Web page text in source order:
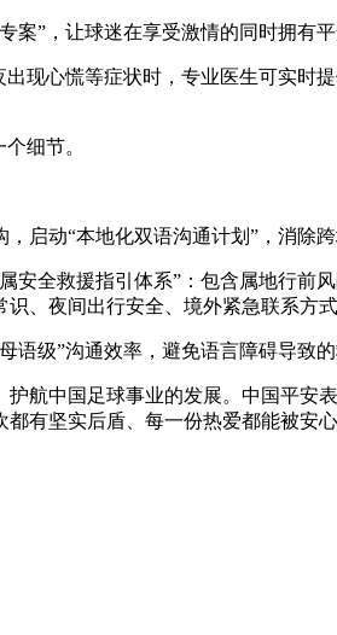
”，让球迷在享受激情的同时拥有
现心慌等症状时，专业医生可实时
细节。
启动“本地化双语沟通计划”，消除跨
全救援指引体系”：包含属地行前
、夜间出行安全、境外紧急联系方
级”沟通效率，避免语言障碍导致
航中国足球事业的发展。中国平安
有坚实后盾、每一份热爱都能被安心